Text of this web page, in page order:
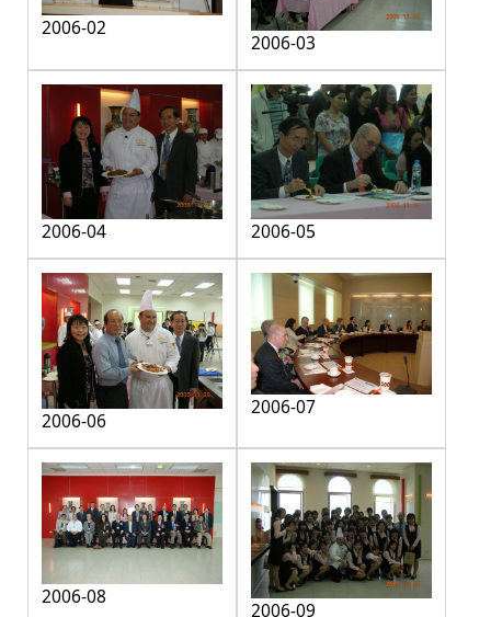
2006-02
2006-03
2006-04 2006-05
2006-06
2006-07
2006-08
2006-09